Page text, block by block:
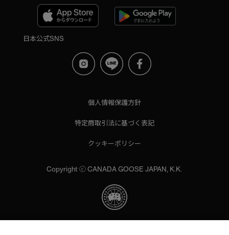
日本公式SNS
個人情報保護方針
特定商取引法に基づく表記
クッキーポリシー
Copyright ⓒ CANADA GOOSE JAPAN, K.K.